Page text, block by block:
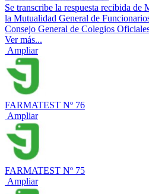
Se transcribe la respuesta recibida
la Mutualidad General de
Consejo General de Colegios
Ver más...
Ampliar
FARMATEST Nº 76
Ampliar
FARMATEST Nº 75
Ampliar